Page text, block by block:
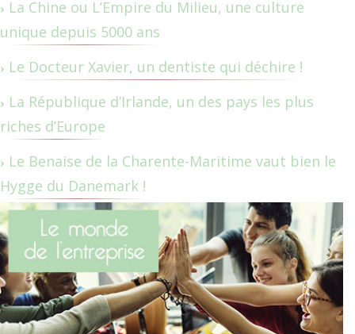
La Chine ou L’Empire du Milieu, une culture
unique depuis 5000 ans
Le Docteur Xavier, un dentiste qui déchire !
La République d’Irlande, un des pays les plus
riches d’Europe
Le Benaise de la Charente-Maritime vaut bien le
Hygge du Danemark !